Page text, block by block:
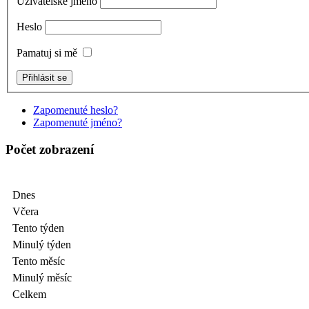
Heslo
Pamatuj si mě
Zapomenuté heslo?
Zapomenuté jméno?
Počet zobrazení
Dnes
Včera
Tento týden
Minulý týden
Tento měsíc
Minulý měsíc
Celkem